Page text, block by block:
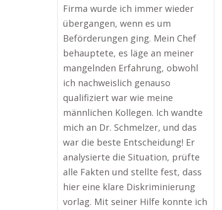
Firma wurde ich immer wieder
übergangen, wenn es um
Beförderungen ging. Mein Chef
behauptete, es läge an meiner
mangelnden Erfahrung, obwohl
ich nachweislich genauso
qualifiziert war wie meine
männlichen Kollegen. Ich wandte
mich an Dr. Schmelzer, und das
war die beste Entscheidung! Er
analysierte die Situation, prüfte
alle Fakten und stellte fest, dass
hier eine klare Diskriminierung
vorlag. Mit seiner Hilfe konnte ich